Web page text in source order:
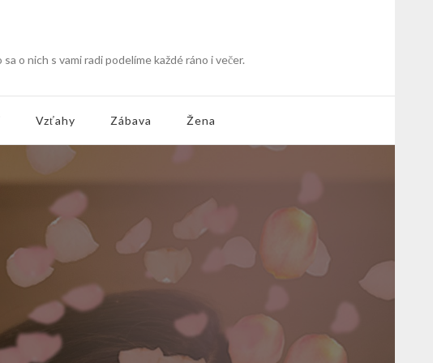
o nich s vami radi podelíme každé ráno i večer.
Vzťahy Zábava Žena